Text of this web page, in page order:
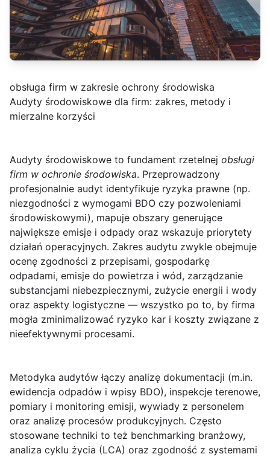
obsługa firm w zakresie ochrony środowiska
Audyty środowiskowe dla firm: zakres, metody i
mierzalne korzyści
Audyty środowiskowe to fundament rzetelnej obsługi
firm w ochronie środowiska. Przeprowadzony
profesjonalnie audyt identyfikuje ryzyka prawne (np.
niezgodności z wymogami BDO czy pozwoleniami
środowiskowymi), mapuje obszary generujące
największe emisje i odpady oraz wskazuje priorytety
działań operacyjnych. Zakres audytu zwykle obejmuje
ocenę zgodności z przepisami, gospodarkę
odpadami, emisje do powietrza i wód, zarządzanie
substancjami niebezpiecznymi, zużycie energii i wody
oraz aspekty logistyczne — wszystko po to, by firma
mogła zminimalizować ryzyko kar i koszty związane z
nieefektywnymi procesami.
Metodyka audytów łączy analizę dokumentacji (m.in.
ewidencja odpadów i wpisy BDO), inspekcje terenowe,
pomiary i monitoring emisji, wywiady z personelem
oraz analizę procesów produkcyjnych. Często
stosowane techniki to też benchmarking branżowy,
analiza cyklu życia (LCA) oraz zgodność z systemami